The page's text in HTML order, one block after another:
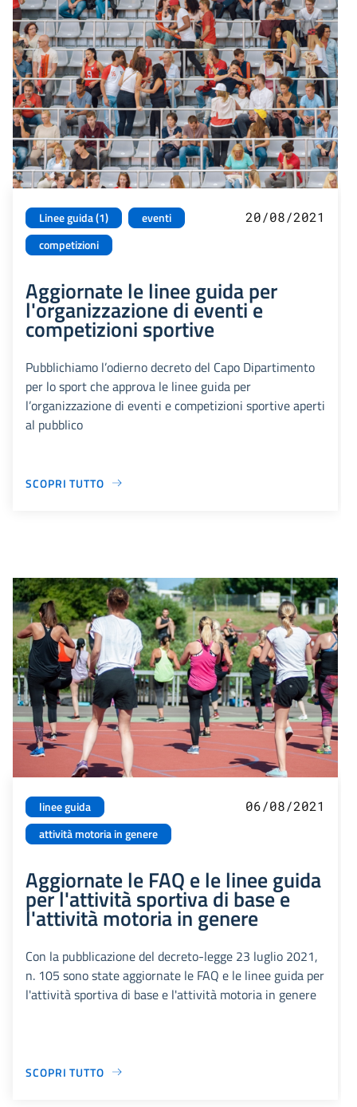
Linee guida (1)
eventi
competizioni
20/08/2021
Aggiornate le linee guida per
l'organizzazione di eventi e
competizioni sportive
Pubblichiamo l’odierno decreto del Capo Dipartimento
per lo sport che approva le linee guida per
l’organizzazione di eventi e competizioni sportive aperti
al pubblico
SCOPRI TUTTO
linee guida
attività motoria in genere
06/08/2021
Aggiornate le FAQ e le linee guida
per l'attività sportiva di base e
l'attività motoria in genere
Con la pubblicazione del decreto-legge 23 luglio 2021,
n. 105 sono state aggiornate le FAQ e le linee guida per
l'attività sportiva di base e l'attività motoria in genere
SCOPRI TUTTO